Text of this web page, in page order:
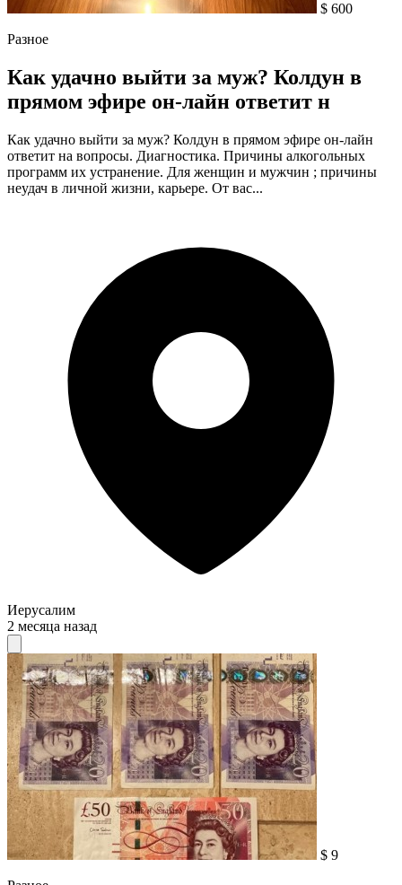
$ 600
Разное
Как удачно выйти за муж? Колдун в
прямом эфире он-лайн ответит н
Как удачно выйти за муж? Колдун в прямом эфире он-лайн
ответит на вопросы. Диагностика. Причины алкогольных
программ их устранение. Для женщин и мужчин ; причины
неудач в личной жизни, карьере. От вас...
Иерусалим
2 месяца назад
$ 9